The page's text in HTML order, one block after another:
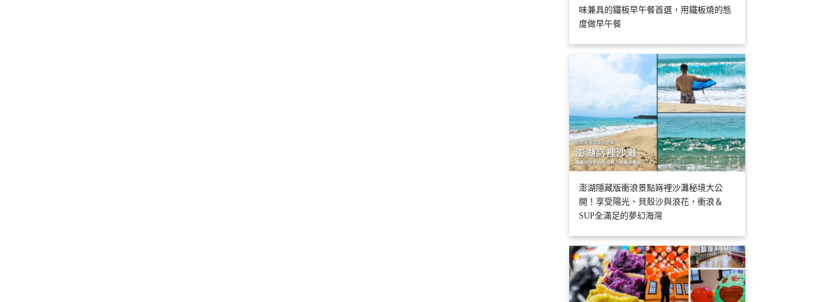
味兼具的鐵板早午餐首選，用鐵板燒的態
度做早午餐
澎湖隱藏版衝浪景點嵵裡沙灘秘境大公
開！享受陽光、貝殼沙與浪花，衝浪＆
SUP全滿足的夢幻海灣